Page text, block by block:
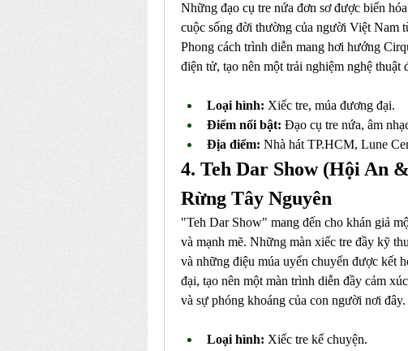
Những đạo cụ tre nứa đơn sơ được biến
cuộc sống đời thường của người Việt Nam
Phong cách trình diễn mang hơi hướng
điện tử, tạo nên một trải nghiệm nghệ thuật
Loại hình: Xiếc tre, múa đương đại.
Điểm nổi bật: Đạo cụ tre nứa, âm
Địa điểm: Nhà hát TP.HCM, Lune
4. Teh Dar Show (Hội An
Rừng Tây Nguyên
"Teh Dar Show" mang đến cho khán giả
và mạnh mẽ. Những màn xiếc tre đầy kỹ
và những điệu múa uyển chuyển được kết
đại, tạo nên một màn trình diễn đầy cảm
và sự phóng khoáng của con người nơi đây.
Loại hình: Xiếc tre kể chuyện.